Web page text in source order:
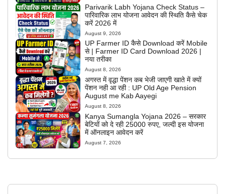
Parivarik Labh Yojana Check Status –
पारिवारिक लाभ योजना आवेदन की स्थिति कैसे चेक
करें 2026 में
August 9, 2026
UP Farmer ID कैसे Download करें Mobile
से | Farmer ID Card Download 2026 |
नया तरीका
August 8, 2026
अगस्त में वृद्धा पेंशन कब भेजी जाएगी खाते में क्यों
पेंशन नही आ रही : UP Old Age Pension
August me Kab Aayegi
August 8, 2026
Kanya Sumangla Yojana 2026 – सरकार
बेटियों को दे रही 25000 रुपए, जल्दी इस योजना
में ऑनलाइन आवेदन करें
August 7, 2026